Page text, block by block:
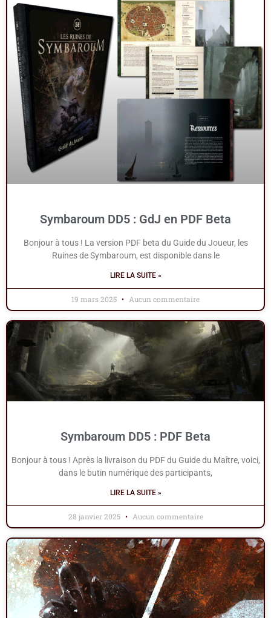
Symbaroum DD5 : GdJ en PDF Beta
Bonjour à tous ! La version PDF beta du Guide du Joueur, les
Ruines de Symbaroum, est disponible dans le
LIRE LA SUITE »
19 mars 2025 Aucun commentaire
Symbaroum DD5 : PDF Beta
Bonjour à tous ! Après la livraison du PDF du Guide du Maître, voici,
dans le butin numérique des participants,
LIRE LA SUITE »
28 janvier 2025 Aucun commentaire